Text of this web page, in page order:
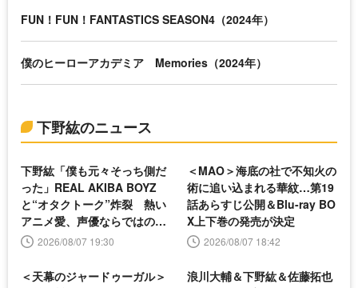
FUN！FUN！FANTASTICS SEASON4（2024年）
僕のヒーローアカデミア Memories（2024年）
下野紘のニュース
下野紘「僕も元々そっち側だ
った」REAL AKIBA BOYZ
と“オタクトーク”炸裂 熱い
アニメ愛、声優ならではの悩
みも2026/08/07 19:30
＜MAO＞海底の社で不知火の
術に追い込まれる華紋…第19
話あらすじ公開＆Blu-ray BO
X上下巻の発売が決定
2026/08/07 18:42
＜天幕のジャードゥーガル＞
浪川大輔＆下野紘＆佐藤拓也